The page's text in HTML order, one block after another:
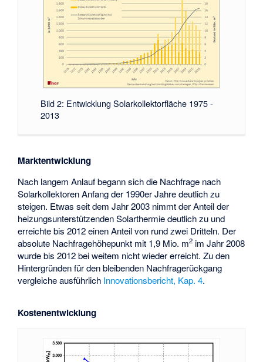
Bild 2: Entwicklung Solarkollektorfläche 1975 -
2013
Marktentwicklung
Nach langem Anlauf begann sich die Nachfrage nach
Solarkollektoren Anfang der 1990er Jahre deutlich zu
steigen. Etwas seit dem Jahr 2003 nimmt der Anteil der
heizungsunterstützenden Solarthermie deutlich zu und
erreichte bis 2012 einen Anteil von rund zwei Dritteln. Der
absolute Nachfragehöhepunkt mit 1,9 Mio. m2 im Jahr 2008
wurde bis 2012 bei weitem nicht wieder erreicht. Zu den
Hintergründen für den bleibenden Nachfragerückgang
vergleiche ausführlich Innovationsbericht, Kap. 4.
Kostenentwicklung